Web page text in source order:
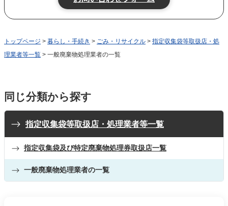
トップページ > 暮らし・手続き > ごみ・リサイクル > 指定収集袋等取扱店・処
理業者等一覧 > 一般廃棄物処理業者の一覧
同じ分類から探す
指定収集袋等取扱店・処理業者等一覧
指定収集袋及び特定廃棄物処理券取扱店一覧
一般廃棄物処理業者の一覧